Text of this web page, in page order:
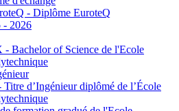
- Diplôme EuroteQ
- 2026
- Bachelor of Science de l'Ecole
Titre d’Ingénieur diplômé de l’École